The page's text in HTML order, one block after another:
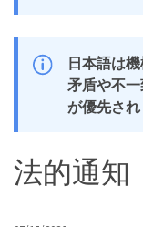
日本語は
矛盾や不
が優先され
法的通知